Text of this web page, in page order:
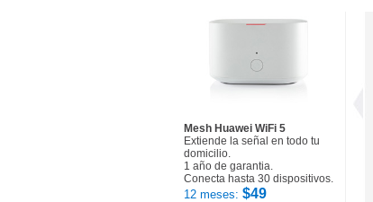
Mesh Huawei WiFi 5
Extiende la señal en todo tu
domicilio.
1 año de garantia.
Conecta hasta 30 dispositivos.
12 meses: $49